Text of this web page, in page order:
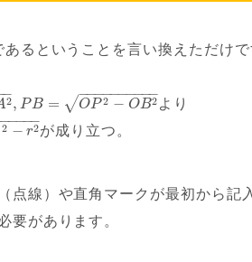
あるということを言い換えただけ
2
−
, PB = OP 2 − OB2
− −
−−−−−−−−
√ より
2 − r2
−
−−−
が成り立つ。
点線）や直角マークが最初から
要があります。